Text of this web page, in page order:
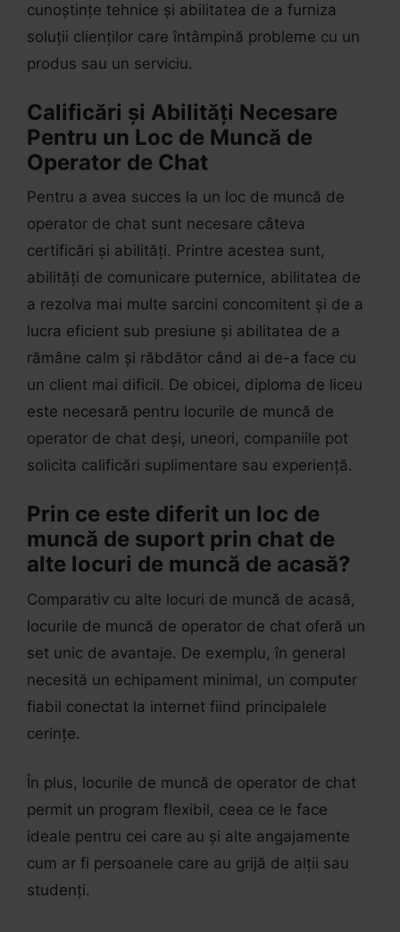
cunoștințe tehnice și abilitatea de a furniza
soluții clienților care întâmpină probleme cu un
produs sau un serviciu.
Calificări și Abilități Necesare
Pentru un Loc de Muncă de
Operator de Chat
Pentru a avea succes la un loc de muncă de
operator de chat sunt necesare câteva
certificări și abilități. Printre acestea sunt,
abilități de comunicare puternice, abilitatea de
a rezolva mai multe sarcini concomitent și de a
lucra eficient sub presiune și abilitatea de a
rămâne calm și răbdător când ai de-a face cu
un client mai dificil. De obicei, diploma de liceu
este necesară pentru locurile de muncă de
operator de chat deși, uneori, companiile pot
solicita calificări suplimentare sau experiență.
Prin ce este diferit un loc de
muncă de suport prin chat de
alte locuri de muncă de acasă?
Comparativ cu alte locuri de muncă de acasă,
locurile de muncă de operator de chat oferă un
set unic de avantaje. De exemplu, în general
necesită un echipament minimal, un computer
fiabil conectat la internet fiind principalele
cerințe.
În plus, locurile de muncă de operator de chat
permit un program flexibil, ceea ce le face
ideale pentru cei care au și alte angajamente
cum ar fi persoanele care au grijă de alții sau
studenți.